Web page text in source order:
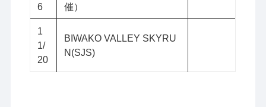
6
催）
1
1/
20
BIWAKO VALLEY SKYRU
N(SJS)